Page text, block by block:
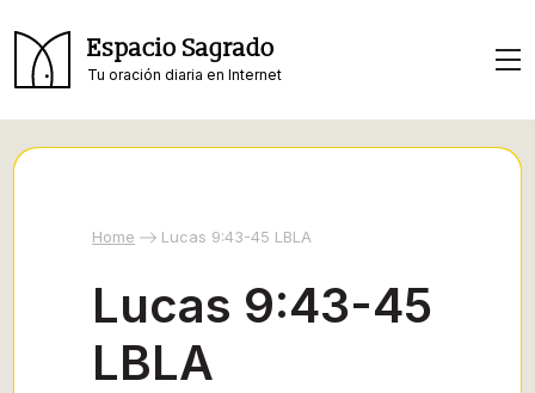
Espacio Sagrado
Tu oración diaria en Internet
Home Lucas 9:43-45 LBLA
Lucas 9:43-45
LBLA